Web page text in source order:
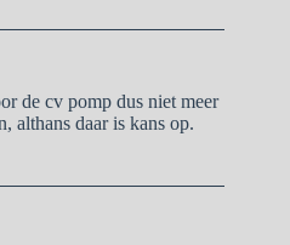
de cv pomp dus niet meer
althans daar is kans op.